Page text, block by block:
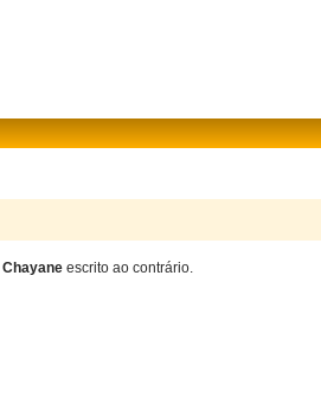
Chayane escrito ao contrário.